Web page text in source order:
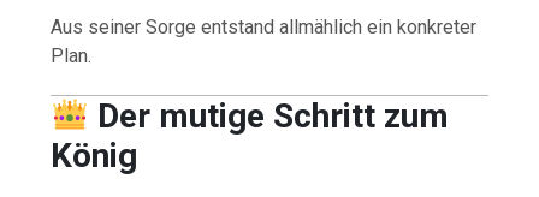
Aus seiner Sorge entstand allmählich ein konkreter
Plan.
Der mutige Schritt zum
König